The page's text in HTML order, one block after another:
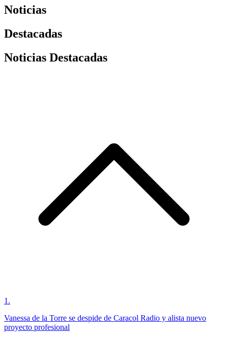
Noticias
Destacadas
Noticias Destacadas
1 .
Vanessa de la Torre se despide de Caracol Radio y alista nuevo
proyecto profesional